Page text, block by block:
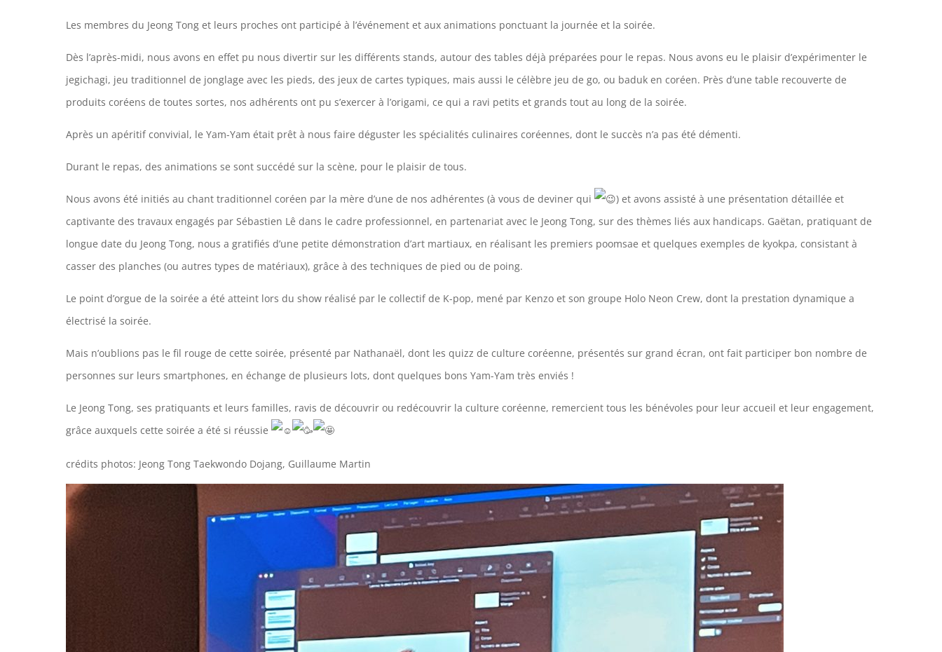
Les membres du Jeong Tong et leurs proches ont participé à l’événement et aux animations ponctuant la journée et la soirée.
Dès l’après-midi, nous avons en effet pu nous divertir sur les différents stands, autour des tables déjà préparées pour le repas. Nous avons eu le plaisir d’expérimenter le
jegichagi, jeu traditionnel de jonglage avec les pieds, des jeux de cartes typiques, mais aussi le célèbre jeu de go, ou baduk en coréen. Près d’une table recouverte de
produits coréens de toutes sortes, nos adhérents ont pu s’exercer à l’origami, ce qui a ravi petits et grands tout au long de la soirée.
Après un apéritif convivial, le Yam-Yam était prêt à nous faire déguster les spécialités culinaires coréennes, dont le succès n’a pas été démenti.
Durant le repas, des animations se sont succédé sur la scène, pour le plaisir de tous.
Nous avons été initiés au chant traditionnel coréen par la mère d’une de nos adhérentes (à vous de deviner qui
) et avons assisté à une présentation détaillée et
captivante des travaux engagés par Sébastien Lê dans le cadre professionnel, en partenariat avec le Jeong Tong, sur des thèmes liés aux handicaps. Gaëtan, pratiquant de
longue date du Jeong Tong, nous a gratifiés d’une petite démonstration d’art martiaux, en réalisant les premiers poomsae et quelques exemples de kyokpa, consistant à
casser des planches (ou autres types de matériaux), grâce à des techniques de pied ou de poing.
Le point d’orgue de la soirée a été atteint lors du show réalisé par le collectif de K-pop, mené par Kenzo et son groupe Holo Neon Crew, dont la prestation dynamique a
électrisé la soirée.
Mais n’oublions pas le fil rouge de cette soirée, présenté par Nathanaël, dont les quizz de culture coréenne, présentés sur grand écran, ont fait participer bon nombre de
personnes sur leurs smartphones, en échange de plusieurs lots, dont quelques bons Yam-Yam très enviés !
Le Jeong Tong, ses pratiquants et leurs familles, ravis de découvrir ou redécouvrir la culture coréenne, remercient tous les bénévoles pour leur accueil et leur engagement,
grâce auxquels cette soirée a été si réussie
crédits photos: Jeong Tong Taekwondo Dojang, Guillaume Martin